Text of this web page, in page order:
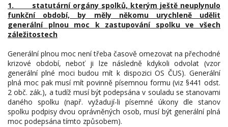
1. statutární orgány spolků, kterým ještě neuplynulo
funkční období, by měly někomu urychleně udělit
generální plnou moc k zastupování spolku ve všech
záležitostech
Generální plnou moc není třeba časově omezovat na přechodné
krizové období, neboť ji lze následně kdykoli odvolat (vzor
generální plné moci budou mít k dispozici OS ČUS). Generální
plná moc pak musí mít povinně písemnou formu (viz §441 odst.
2 obč. zák.), a tudíž musí být podepsána v souladu se stanovami
daného spolku (např. vyžadují-li písemné úkony dle stanov
spolku podpisy dvou oprávněných osob, musí být generální plná
moc podepsána tímto způsobem).